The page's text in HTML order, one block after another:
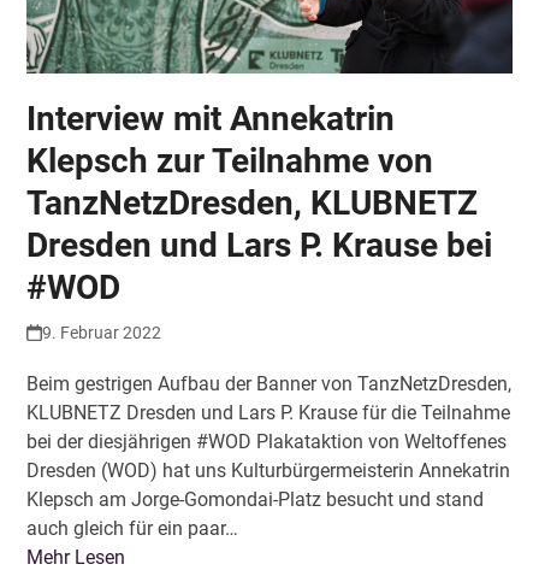
Interview mit Annekatrin
Klepsch zur Teilnahme von
TanzNetzDresden, KLUBNETZ
Dresden und Lars P. Krause bei
#WOD
9. Februar 2022
Beim gestrigen Aufbau der Banner von TanzNetzDresden,
KLUBNETZ Dresden und Lars P. Krause für die Teilnahme
bei der diesjährigen #WOD Plakataktion von Weltoffenes
Dresden (WOD) hat uns Kulturbürgermeisterin Annekatrin
Klepsch am Jorge-Gomondai-Platz besucht und stand
auch gleich für ein paar…
Mehr Lesen